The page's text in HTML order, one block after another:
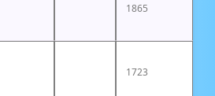
1865
1723